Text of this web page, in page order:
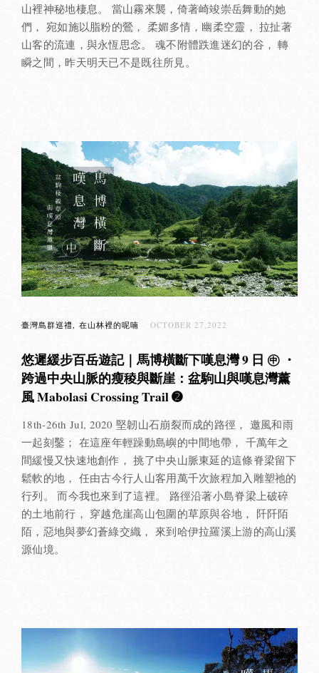
山裡神秘地棲息。 當山霧來襲，倚著崎竣崇岳舞動的她
們， 宛如施以脂粉的鶯， 柔媚多情，幽柔空靈， 拉扯著
山客的流連，與永恆思念。 魂不附體跌進迷幻的谷， 轉
瞬之間，昨天明天已不是既往所見。
臺灣島群巡禮 在山林裡的呢喃 OCTOBER 27,2022
悠遲緩步百岳遊記｜馬博橫斷下嘆息灣 9 日 ㊥ ・
跨過中央山脈的瘦稜與斷崖：盆駒山與嘆息灣薰
風 Mabolasi Crossing Trail ➋
18th-26th Jul, 2020 堅韌山石崩裂而成的路徑， 邀風和雨
一起刻鑿； 在這座年輕躁動島嶼的中間地帶， 千萬年之
間緩慢又快速地創作， 挑了中央山脈東延的這條脊梁留下
鬆軟的地， 任由古今行人山客用萬千次旅程加入雕塑祂的
行列。 而今我也來到了這裡。 路徑沿著小島脊梁上破碎
的土地前行， 穿越危崖高山包圍的草原與谷地， 阡阡陌
陌，惡地與夢幻蒼綠交織， 來到哈伊拉羅溪上游的高山溪
源仙境。